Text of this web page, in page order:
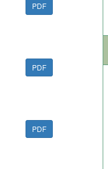
PDF
PDF
PDF